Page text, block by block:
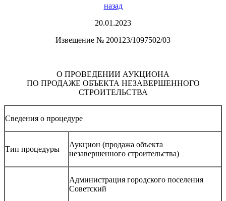
назад
20.01.2023
Извещение № 200123/1097502/03
О ПРОВЕДЕНИИ АУКЦИОНА
ПО ПРОДАЖЕ ОБЪЕКТА НЕЗАВЕРШЕННОГО
СТРОИТЕЛЬСТВА
Сведения о процедуре
Тип процедуры
Аукцион (продажа объекта
незавершенного строительства)
Администрация городского поселения
Советский